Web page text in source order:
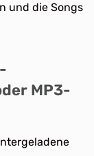
und die Songs
MP3-